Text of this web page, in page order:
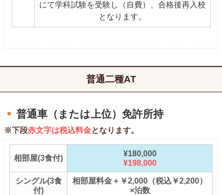
にて学科試験を受験し（自費）、合格後再入校
となります。
普通二種AT
普通車（または上位）免許所持
※下段赤文字は税込料金となります。
相部屋(3食付)
¥180,000
¥198,000
シングル(3食
付)
相部屋料金＋￥2,000（税込￥2,200）
×泊数